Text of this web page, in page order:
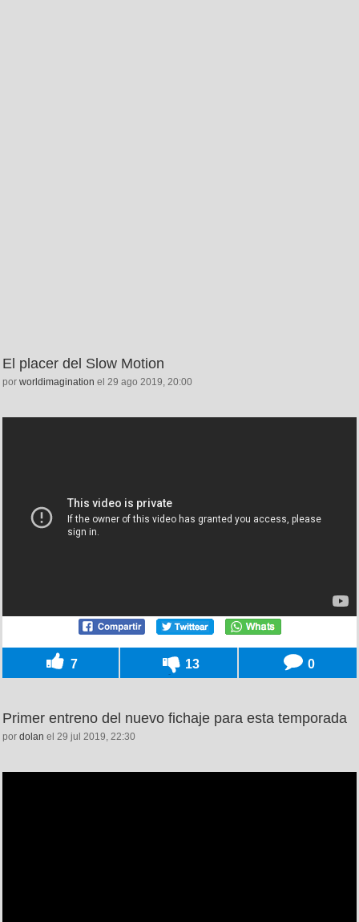
El placer del Slow Motion
por worldimagination el 29 ago 2019, 20:00
7 13 0
Primer entreno del nuevo fichaje para esta temporada
por dolan el 29 jul 2019, 22:30